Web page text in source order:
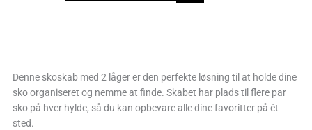
Denne skoskab med 2 låger er den perfekte løsning til at holde dine
sko organiseret og nemme at finde. Skabet har plads til flere par
sko på hver hylde, så du kan opbevare alle dine favoritter på ét
sted.